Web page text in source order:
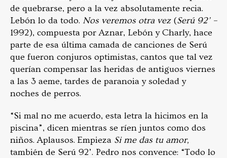
de quebrarse, pero a la vez absolutamente recia.
Lebón lo da todo. Nos veremos otra vez (Serú 92’ –
1992), compuesta por Aznar, Lebón y Charly, hace
parte de esa última camada de canciones de Serú
que fueron conjuros optimistas, cantos que tal vez
querían compensar las heridas de antiguos viernes
a las 3 aeme, tardes de paranoia y soledad y
noches de perros.
“Si mal no me acuerdo, esta letra la hicimos en la
piscina”, dicen mientras se ríen juntos como dos
niños. Aplausos. Empieza Si me das tu amor,
también de Serú 92’. Pedro nos convence: “Todo lo